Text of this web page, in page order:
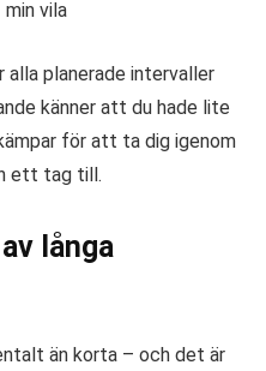
min vila
alla planerade intervaller
känner att du hade lite
för att ta dig igenom
ett tag till.
långa
än korta – och det är